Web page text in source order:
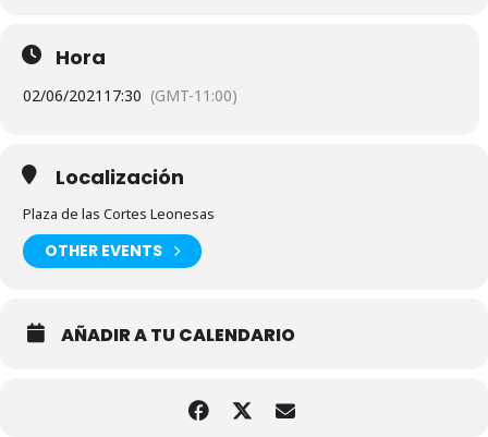
Hora
02/06/2021 17:30 (GMT-11:00)
Localización
Plaza de las Cortes Leonesas
OTHER EVENTS
AÑADIR A TU CALENDARIO